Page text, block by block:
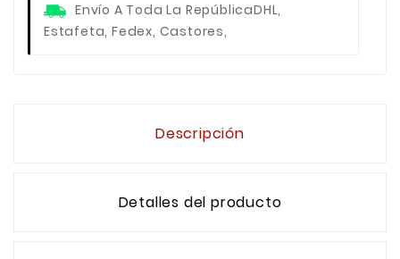
Envío A Toda La RepúblicaDHL,
Estafeta, Fedex, Castores,
Descripción
Detalles del producto